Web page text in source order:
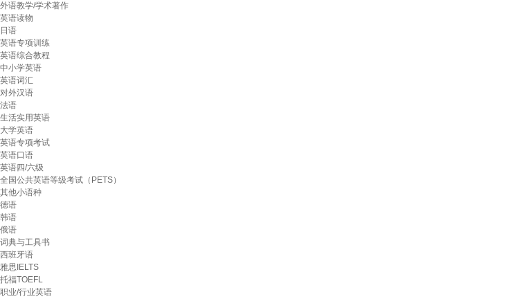
外语教学/学术著作
英语读物
日语
英语专项训练
英语综合教程
中小学英语
英语词汇
对外汉语
法语
生活实用英语
大学英语
英语专项考试
英语口语
英语四/六级
全国公共英语等级考试（PETS）
其他小语种
德语
韩语
俄语
词典与工具书
西班牙语
雅思IELTS
托福TOEFL
职业/行业英语